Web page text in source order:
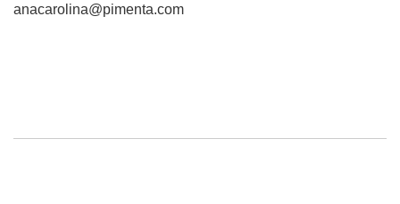
anacarolina@pimenta.com